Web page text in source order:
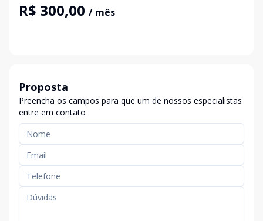
R$ 300,00 / mês
Proposta
Preencha os campos para que um de nossos especialistas
entre em contato